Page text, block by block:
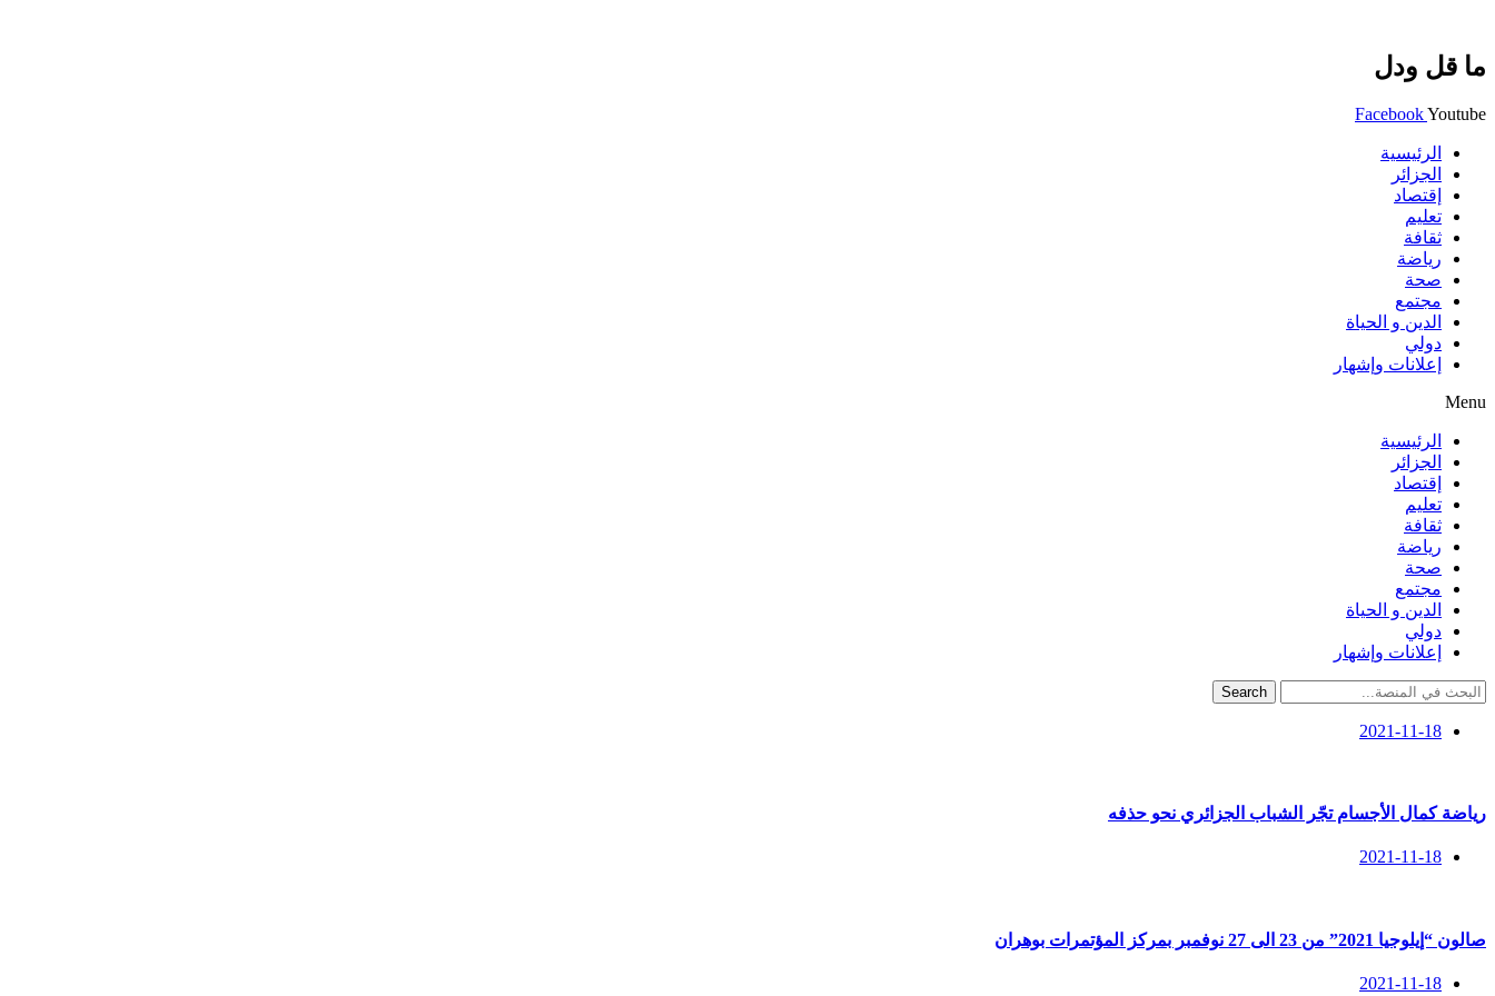
ما قل ودل
FacebookYoutube
الرئيسية
الجزائر
إقتصاد
تعليم
ثقافة
رياضة
صحة
مجتمع
الدين و الحياة
دولي
إعلانات وإشهار
Menu
الرئيسية
الجزائر
إقتصاد
تعليم
ثقافة
رياضة
صحة
مجتمع
الدين و الحياة
دولي
إعلانات وإشهار
Search
2021-11-18
رياضة كمال الأجسام تجّر الشباب الجزائري نحو حذفه
2021-11-18
صالون “إيلوجيا 2021” من 23 الى 27 نوفمبر بمركز المؤتمرات بوهران
2021-11-18